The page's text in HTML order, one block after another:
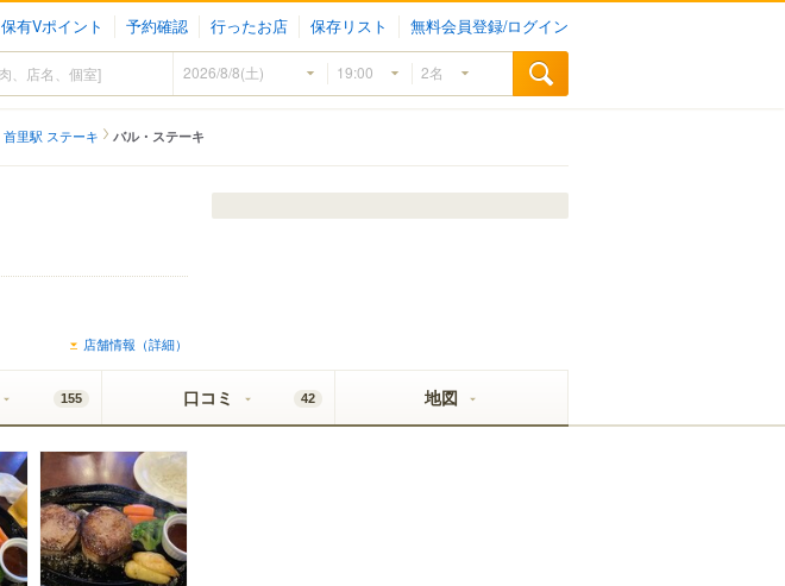
保有Vポイント 予約確認 行ったお店 保存リスト 無料会員登録/ログイン
首里駅 ステーキ バル・ステーキ
店舗情報（詳細）
155 口コミ 42 地図